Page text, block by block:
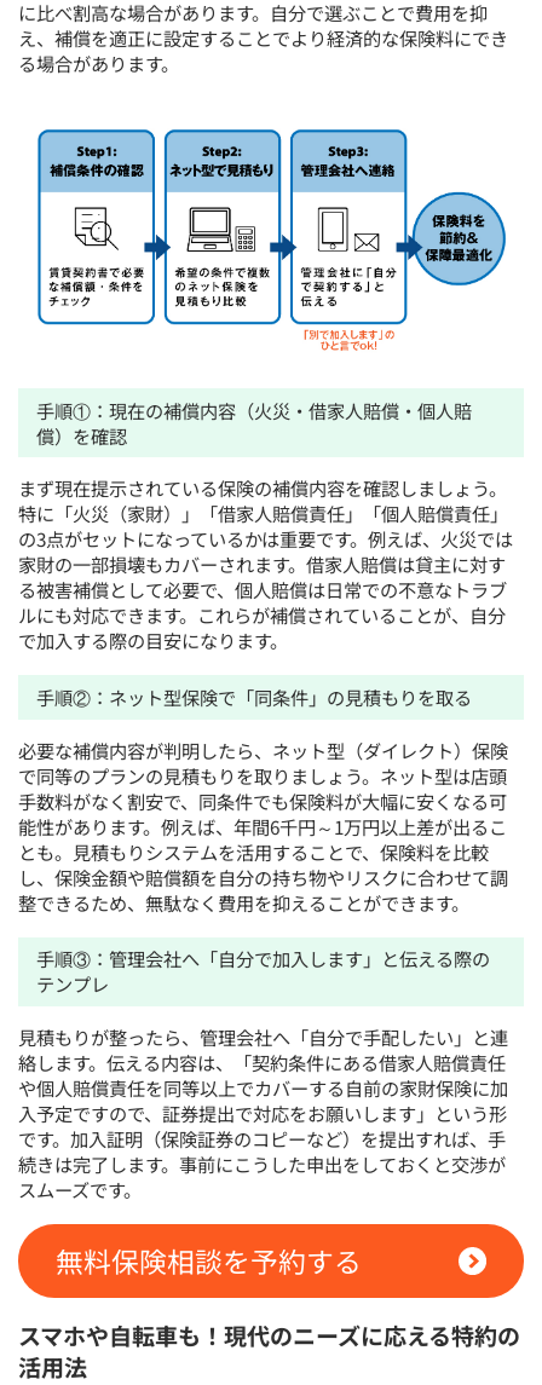
に比べ割高な場合があります。自分で選ぶことで費用を抑
え、補償を適正に設定することでより経済的な保険料にでき
る場合があります。
手順①：現在の補償内容（火災・借家人賠償・個人賠
償）を確認
まず現在提示されている保険の補償内容を確認しましょう。
特に「火災（家財）」「借家人賠償責任」「個人賠償責任」
の3点がセットになっているかは重要です。例えば、火災では
家財の一部損壊もカバーされます。借家人賠償は貸主に対す
る被害補償として必要で、個人賠償は日常での不意なトラブ
ルにも対応できます。これらが補償されていることが、自分
で加入する際の目安になります。
手順②：ネット型保険で「同条件」の見積もりを取る
必要な補償内容が判明したら、ネット型（ダイレクト）保険
で同等のプランの見積もりを取りましょう。ネット型は店頭
手数料がなく割安で、同条件でも保険料が大幅に安くなる可
能性があります。例えば、年間6千円～1万円以上差が出るこ
とも。見積もりシステムを活用することで、保険料を比較
し、保険金額や賠償額を自分の持ち物やリスクに合わせて調
整できるため、無駄なく費用を抑えることができます。
手順③：管理会社へ「自分で加入します」と伝える際の
テンプレ
見積もりが整ったら、管理会社へ「自分で手配したい」と連
絡します。伝える内容は、「契約条件にある借家人賠償責任
や個人賠償責任を同等以上でカバーする自前の家財保険に加
入予定ですので、証券提出で対応をお願いします」という形
です。加入証明（保険証券のコピーなど）を提出すれば、手
続きは完了します。事前にこうした申出をしておくと交渉が
スムーズです。
無料保険相談を予約する
スマホや自転車も！現代のニーズに応える特約の
活用法